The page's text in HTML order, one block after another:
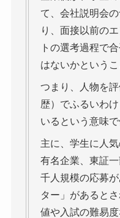
て、会社説明会
り、面接以前の
トの選考過程で
はないかというこ
つまり、人物を
歴）でふるいわ
いるという意味で
主に、学生に人
有名企業、東証
千人規模の応募
ター」があると
値や入試の難易